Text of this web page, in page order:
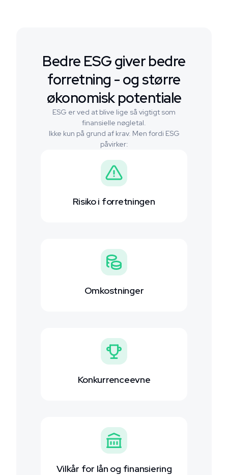
Bedre ESG giver bedre
forretning - og større
økonomisk potentiale
ESG er ved at blive lige så vigtigt som
finansielle nøgletal.
Ikke kun på grund af krav. Men fordi ESG
påvirker:
Risiko i forretningen
Omkostninger
Konkurrenceevne
Vilkår for lån og finansiering